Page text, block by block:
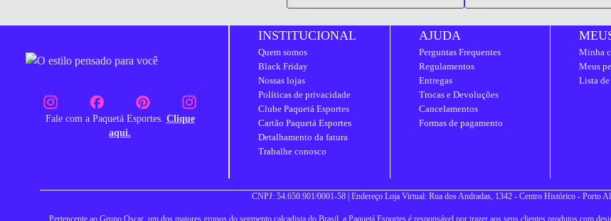
Fale com a Paquetá Esportes. Clique
aqui.
INSTITUCIONAL
Quem somos
Black Friday
Nossas lojas
Políticas de privacidade
Clube Paquetá Esportes
Cartão Paquetá Esportes
Detalhamento da fatura
Trabalhe conosco
AJUDA
Perguntas Frequentes
Regulamentos
Entregas
Trocas e Devoluções
Cancelamentos
Formas de pagamento
Minha
Meus
Lista de
CNPJ: 54.650.901/0001-58 | Endereço Loja Virtual: Rua dos Andradas, 1342 - Centro Histórico - Porto
Pertencente ao Grupo Oscar, um dos maiores grupos do segmento calçadista do Brasil, a Paquetá Esportes é responsável por trazer aos seus clientes produtos com